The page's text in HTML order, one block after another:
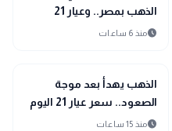
الذهب بمصر.. وعيار 21
يسجل رقماً جديداً بالصاغة
scheduleمنذ 6 ساعات
trending_up
اقتصاد
الذهب يهدأ بعد موجة
الصعود.. سعر عيار 21 اليوم
السبت 8 أغسطس 2026
scheduleمنذ 15 ساعات